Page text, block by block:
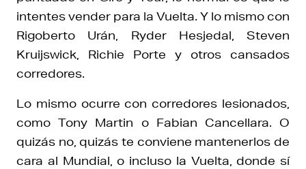
intentes vender para la Vuelta. Y lo mismo con
Rigoberto Urán, Ryder Hesjedal, Steven
Kruijswick, Richie Porte y otros cansados
corredores.
Lo mismo ocurre con corredores lesionados,
como Tony Martin o Fabian Cancellara. O
quizás no, quizás te conviene mantenerlos de
cara al Mundial, o incluso la Vuelta, donde sí